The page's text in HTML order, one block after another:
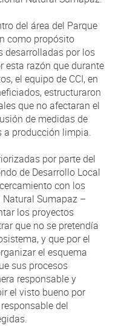
del área del Parque
como propósito
desarrolladas por los
esta razón que durante
el equipo de CCI, en
estructuraron
que no afectaran el
de medidas de
a producción limpia.
por parte del
de Desarrollo Local
con los
Sumapaz –
los proyectos
que no se pretendía
y que por el
el esquema
sus procesos
responsable y
el visto bueno por
del